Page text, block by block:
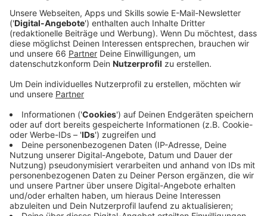
Mac Sullivan gesprayt worden.
Veröffentlicht:Mittwoch, 23.04.2025 12:24
Anzeige
zugunsten von Housing First
Anzeige
Ab morgen (24. April 2025) läuft die Auktion: Dann kann
die 2x3 Meter große Leinwand über die Online-
Plattform von fiftyfifty ersteigert werden. Die